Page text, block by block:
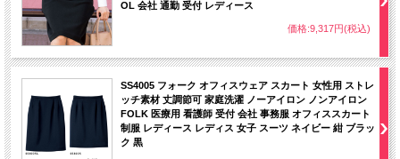
OL 会社 通勤 受付 レディース
価格:9,317円(税込)
SS4005 フォーク オフィスウェア スカート 女性用 ストレ
ッチ素材 丈調節可 家庭洗濯 ノーアイロン ノンアイロン
FOLK 医療用 看護師 受付 会社 事務服 オフィススカート
制服 レディース レディス 女子 スーツ ネイビー 紺 ブラッ
ク 黒